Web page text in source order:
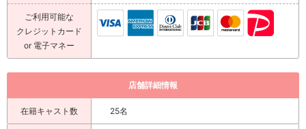
ご利用可能な
クレジットカード
or 電子マネー
店舗詳細情報
在籍キャスト数 25名